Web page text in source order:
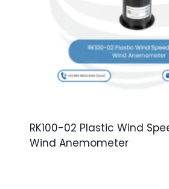
RK100-02 Plastic Wind
Wind Anemometer